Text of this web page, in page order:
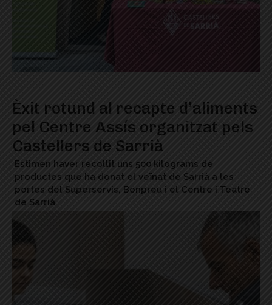
Èxit rotund al recapte d’aliments
pel Centre Assís organitzat pels
Castellers de Sarrià
Estimen haver recollit uns 500 kilograms de
productes que ha donat el veïnat de Sarrià a les
portes del Superservis, Bonpreu i el Centre i Teatre
de Sarrià